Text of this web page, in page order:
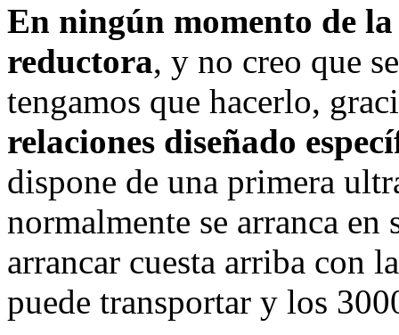
En ningún momento de
reductora, y no creo que
tengamos que hacerlo,
relaciones diseñado
dispone de una primera
normalmente se arranca en
arrancar cuesta arriba con
puede transportar y los